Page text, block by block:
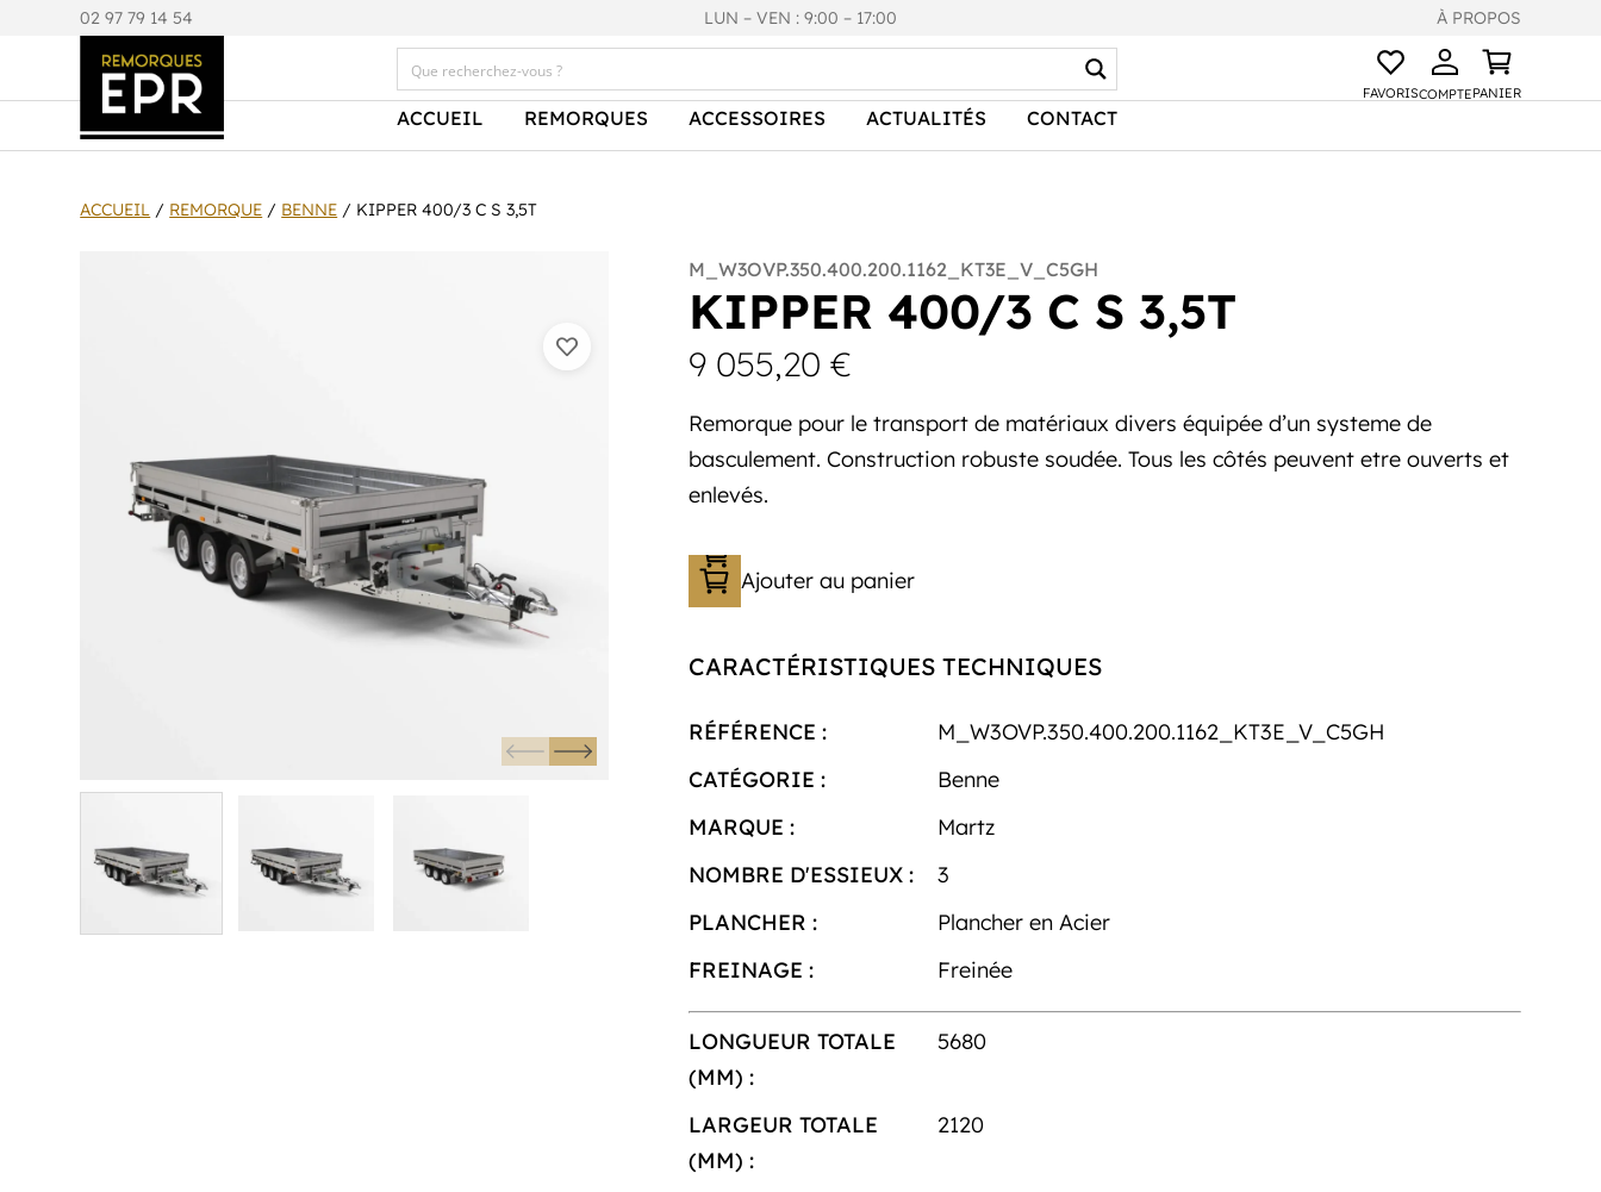
02 97 79 14 54 LUN – VEN : 9:00 – 17:00 À PROPOS
ACCUEIL REMORQUES ACCESSOIRES ACTUALITÉS CONTACT
FAVORISCOMPTEPANIER
ACCUEIL / REMORQUE / BENNE / KIPPER 400/3 C S 3,5T
M_W3OVP.350.400.200.1162_KT3E_V_C5GH
KIPPER 400/3 C S 3,5T
9 055,20 €
Remorque pour le transport de matériaux divers équipée d’un systeme de
basculement. Construction robuste soudée. Tous les côtés peuvent etre ouverts et
enlevés.
Ajouter au panier
CARACTÉRISTIQUES TECHNIQUES
RÉFÉRENCE :
M_W3OVP.350.400.200.1162_KT3E_V_C5GH
CATÉGORIE :
Benne
MARQUE :
Martz
NOMBRE D'ESSIEUX :
3
PLANCHER :
Plancher en Acier
FREINAGE :
Freinée
LONGUEUR TOTALE
(MM) :
5680
LARGEUR TOTALE
(MM) :
2120